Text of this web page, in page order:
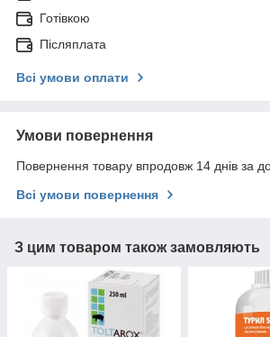
Готівкою
Післяплата
Всі умови оплати
Умови повернення
Повернення товару впродовж 14 днів за
Всі умови повернення
З цим товаром також замовляють